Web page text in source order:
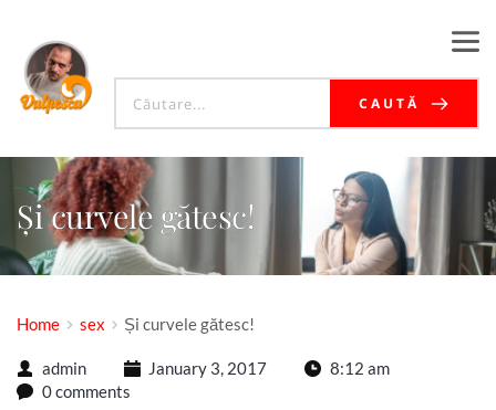
CAUTĂ
Și curvele gătesc!
Home sex Și curvele gătesc!
admin January 3, 2017
8:12 am
0 comments